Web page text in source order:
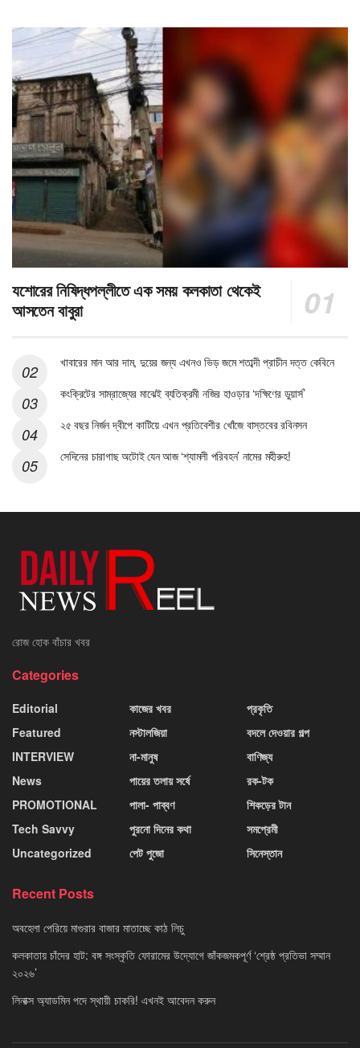
যশোরের নিষিদ্ধপল্লীতে এক সময় কলকাতা থেকেই
আসতেন বাবুরা
খাবারের মান আর দাম, দুয়ের জন্য এখনও ভিড় জমে শতাব্দী প্রাচীন দত্ত কেবিনে
কংক্রিটের সাম্রাজ্যের মাঝেই ব্যতিক্রমী নজির হাওড়ার ‘দক্ষিণের ডুয়ার্স’
২৫ বছর নির্জন দ্বীপে কাটিয়ে এখন প্রতিবেশীর খোঁজে বাস্তবের রবিনসন
সেদিনের চারাগাছ অটোই যেন আজ ‘শ্যামলী পরিবহন’ নামের মহীরুহ!
রোজ হোক বাঁচার খবর
Categories
Editorial
Featured
INTERVIEW
News
PROMOTIONAL
Tech Savvy
Uncategorized
কাজের খবর
নস্টালজিয়া
না-মানুষ
পায়ের তলায় সর্ষে
পালা- পাব্বণ
পুরনো দিনের কথা
পেট পুজো
প্রকৃতি
বদলে দেওয়ার গল্প
বাণিজ্য
রক-টক
শিকড়ের টান
সমপ্রেমী
সিনেস্তান
Recent Posts
অবহেলা পেরিয়ে মাগুরার বাজার মাতাচ্ছে কাঠ লিচু
কলকাতায় চাঁদের হাট: বঙ্গ সংস্কৃতি ফোরামের উদ্যোগে জাঁকজমকপূর্ণ ‘শ্রেষ্ঠ প্রতিভা সম্মান
২০২৬’
লিনাক্স অ্যাডমিন পদে স্থায়ী চাকরি! এখনই আবেদন করুন